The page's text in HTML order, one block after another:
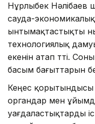
Нұрлыбек Нәлібаев
сауда-
ынтымақтастықты
технологиялық
екенін атап өтті.
басым бағыттарын
Кеңес қорытындысы
органдар мен
уағдаластықтарды